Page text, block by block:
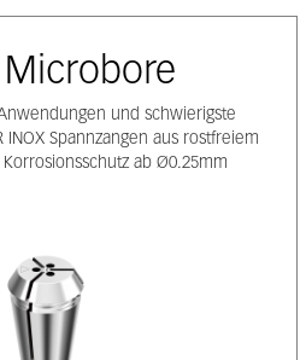
Microbore
und schwierigste
INOX Spannzangen aus rostfreiem
ab Ø0.25mm